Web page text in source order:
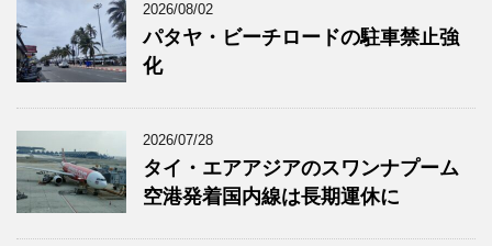
2026/08/02
パタヤ・ビーチロードの駐車禁止強
化
2026/07/28
タイ・エアアジアのスワンナプーム
空港発着国内線は長期運休に